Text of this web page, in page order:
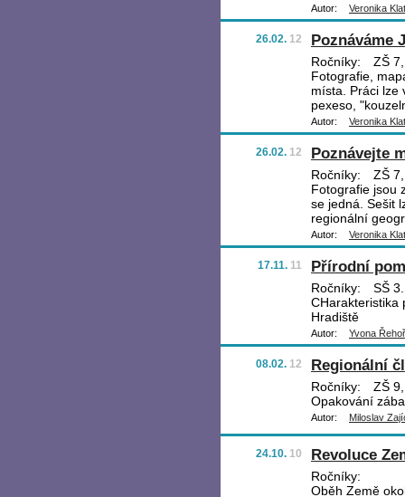
Autor: Veronika
26.02. 12 Poznáváme
Ročníky:
ZŠ
Fotografie,
místa. Práci lze
pexeso,
Autor: Veronika
26.02. 12 Poznávejte
Ročníky:
ZŠ
Fotografie jsou
se jedná. Sešit
regionální
Autor: Veronika
17.11. 11 Přírodní
Ročníky:
SŠ
CHarakteristika
Hradiště
Autor: Yvona
08.02. 12 Regionální
Ročníky:
ZŠ
Opakování
Autor: Miloslav
24.10. 10 Revoluce
Ročníky:
Oběh Země